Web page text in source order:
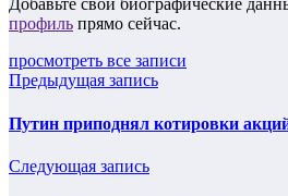
Добавьте свои биографические
профиль прямо сейчас.
просмотреть все записи
Предыдущая запись
Путин приподнял котировки
Следующая запись